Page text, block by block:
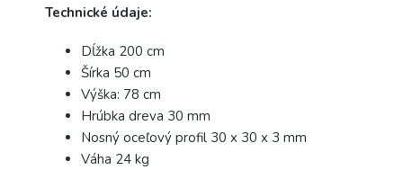
Technické údaje:
Dĺžka 200 cm
Šírka 50 cm
Výška: 78 cm
Hrúbka dreva 30 mm
Nosný oceľový profil 30 x 30 x 3 mm
Váha 24 kg